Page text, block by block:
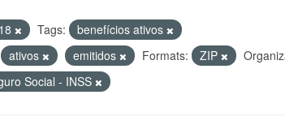
Tags:
benefícios ativos
ativos emitidos Formats: ZIP
Social - INSS